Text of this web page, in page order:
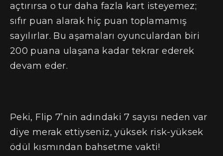
açtırırsa o tur daha fazla kart isteyemez;
sıfır puan alarak hiç puan toplamamış
sayılırlar. Bu aşamaları oyunculardan biri
200 puana ulaşana kadar tekrar ederek
devam eder.
Peki, Flip 7’nin adındaki 7 sayısı neden var
diye merak ettiyseniz, yüksek risk-yüksek
ödül kısmından bahsetme vakti!